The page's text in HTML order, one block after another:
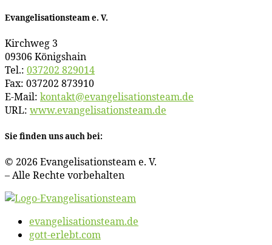
Evan­ge­li­sa­ti­ons­team e. V.
Kirch­weg 3
09306 Königshain
Tel.: 037202 829014
Fax: 037202 873910
E‑Mail: kontakt@​evangelisationsteam.​de
URL: www​.evan​ge​li​sa​ti​ons​team​.de
Sie fin­den uns auch bei:
© 2026 Evan­ge­li­sa­ti­ons­team e. V.
– Al­le Rech­te vorbehalten
evangelisationsteam.de
gott-erlebt.com